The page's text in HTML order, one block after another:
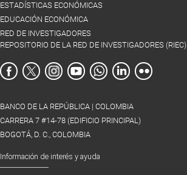
ESTADÍSTICAS ECONÓMICAS
EDUCACIÓN ECONÓMICA
RED DE INVESTIGADORES
REPOSITORIO DE LA RED DE INVESTIGADORES (RIEC)
BANCO DE LA REPÚBLICA | COLOMBIA
CARRERA 7 #14-78 (EDIFICIO PRINCIPAL)
BOGOTÁ, D. C., COLOMBIA
Información de interés y ayuda